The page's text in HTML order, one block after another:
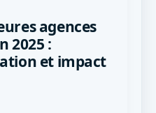
agences
2025 :
et impact